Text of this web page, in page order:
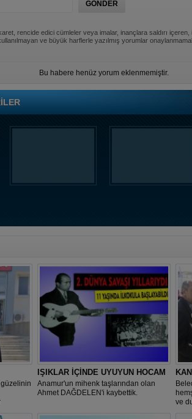
rencide edici cümleler veya imalar, inançlara saldırı içeren,
ve büyük harflerle yazılmış yorumlar
Bu habere henüz yorum eklenmemiştir.
IŞIKLAR İÇİNDE UYUYUN HOCAM
Anamur'un mihenk taşlarından olan
Ahmet DAĞDELEN'i kaybettik.
ve